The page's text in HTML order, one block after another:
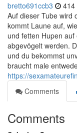
bretto691ccb3 414
Auf dieser Tube wird
kommt Laune auf,
und fetten Hupen
abgevögelt werden.
und du bekommst
braucht male
https://
Comments
Comments